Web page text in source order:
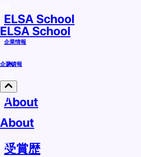
ELSA School
企業情報
About
受賞歴
ELSA School
企業情報
About